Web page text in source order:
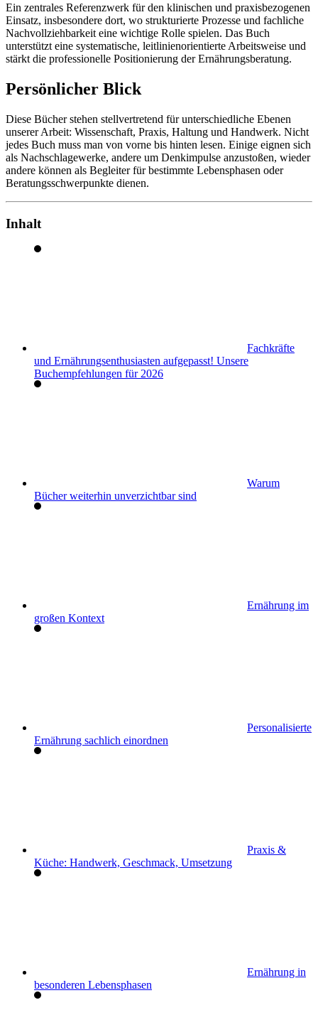
Ein zentrales Referenzwerk für den klinischen und praxisbezogenen
Einsatz, insbesondere dort, wo strukturierte Prozesse und fachliche
Nachvollziehbarkeit eine wichtige Rolle spielen. Das Buch
unterstützt eine systematische, leitlinienorientierte Arbeitsweise und
stärkt die professionelle Positionierung der Ernährungsberatung.
Persönlicher Blick
Diese Bücher stehen stellvertretend für unterschiedliche Ebenen
unserer Arbeit: Wissenschaft, Praxis, Haltung und Handwerk. Nicht
jedes Buch muss man von vorne bis hinten lesen. Einige eignen sich
als Nachschlagewerke, andere um Denkimpulse anzustoßen, wieder
andere können als Begleiter für bestimmte Lebensphasen oder
Beratungsschwerpunkte dienen.
Inhalt
Fachkräfte
und Ernährungsenthusiasten aufgepasst! Unsere
Buchempfehlungen für 2026
Warum
Bücher weiterhin unverzichtbar sind
Ernährung im
großen Kontext
Personalisierte
Ernährung sachlich einordnen
Praxis &
Küche: Handwerk, Geschmack, Umsetzung
Ernährung in
besonderen Lebensphasen